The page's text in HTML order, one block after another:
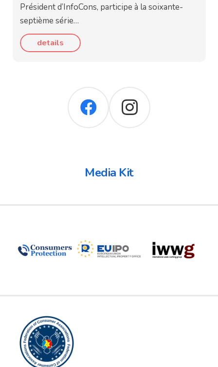
Président d’InfoCons, participe à la soixante-
septième série…
details
Media Kit